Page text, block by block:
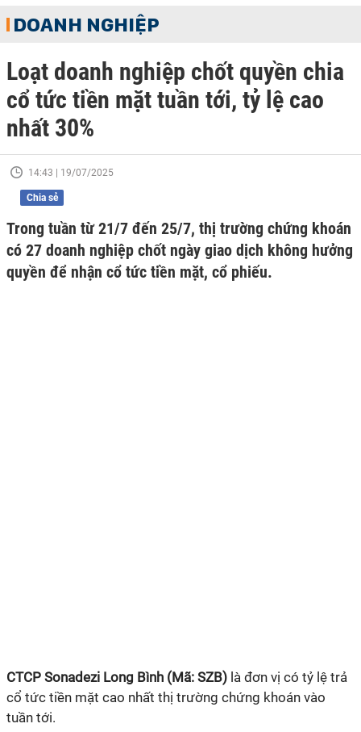
DOANH NGHIỆP
Loạt doanh nghiệp chốt quyền chia
cổ tức tiền mặt tuần tới, tỷ lệ cao
nhất 30%
14:43 | 19/07/2025
Chia sẻ
Trong tuần từ 21/7 đến 25/7, thị trường chứng khoán
có 27 doanh nghiệp chốt ngày giao dịch không hưởng
quyền để nhận cổ tức tiền mặt, cổ phiếu.
CTCP Sonadezi Long Bình (Mã: SZB) là đơn vị có tỷ lệ trả
cổ tức tiền mặt cao nhất thị trường chứng khoán vào
tuần tới.